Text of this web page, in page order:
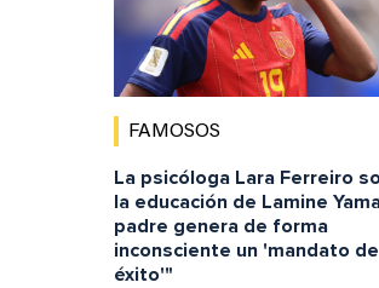
FAMOSOS
La psicóloga Lara Ferreiro
la educación de Lamine
padre genera de forma
inconsciente un 'mandato de
éxito'"